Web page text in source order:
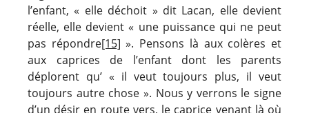
l’enfant, « elle déchoit » dit Lacan, elle devient
réelle, elle devient « une puissance qui ne peut
pas répondre[15] ». Pensons là aux colères et
aux caprices de l’enfant dont les parents
déplorent qu’ « il veut toujours plus, il veut
toujours autre chose ». Nous y verrons le signe
d’un désir en route vers, le caprice venant là où